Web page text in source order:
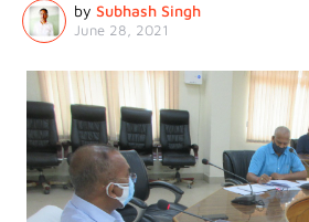
by Subhash Singh
June 28, 2021